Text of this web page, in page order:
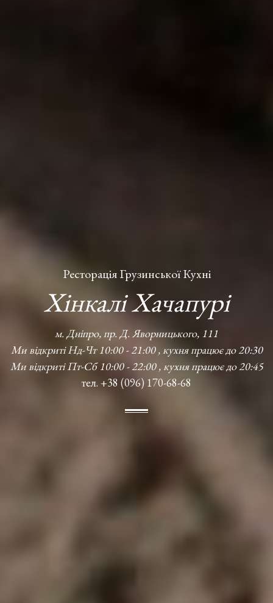
Ресторація Грузинської Кухні
Хінкалі Хачапурі
м. Дніпро, пр. Д. Яворницького, 111
Ми відкриті Нд-Чт 10:00 - 21:00 , кухня працює до 20:30
Ми відкриті Пт-Сб 10:00 - 22:00 , кухня працює до 20:45
тел. +38 (096) 170-68-68